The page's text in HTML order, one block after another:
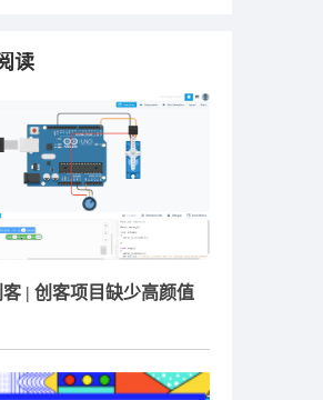
读
| 创客项目缺少高颜值